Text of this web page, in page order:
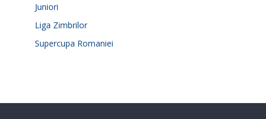
Juniori
Liga Zimbrilor
Supercupa Romaniei